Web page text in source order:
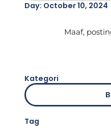
Kategori
Tag
Day: October 10, 2024
Maaf,